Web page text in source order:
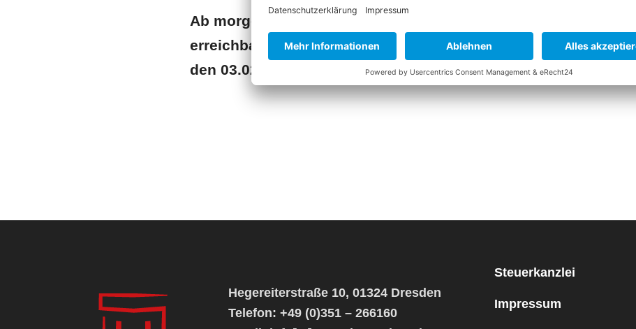
Ab morgen den 30.01.2025 sind wir aus technischen Gründen
erreichbar. In dringenden Fällen schreiben Sie uns bitte eine
den 03.02.2025 sind wir dann wie gewohnt wieder für Sie
Hegereiterstraße 10, 01324 Dresden
Telefon: +49 (0)351 – 266160
Steuerkanzlei
Impressum